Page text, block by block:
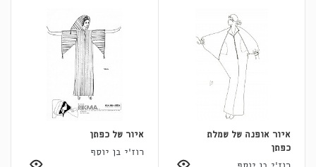
איור אופנה של שמלת
כפתן
איור של כפתן
רוז'י בן יוסף